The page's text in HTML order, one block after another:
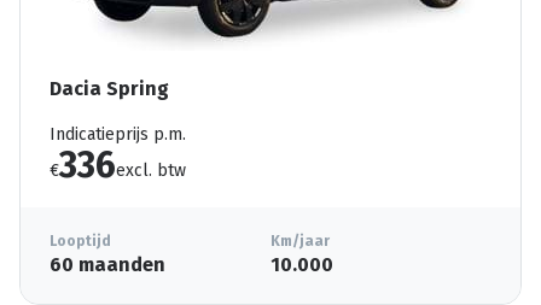
Dacia Spring
Indicatieprijs p.m.
€336excl. btw
Looptijd
60 maanden
Km/jaar
10.000